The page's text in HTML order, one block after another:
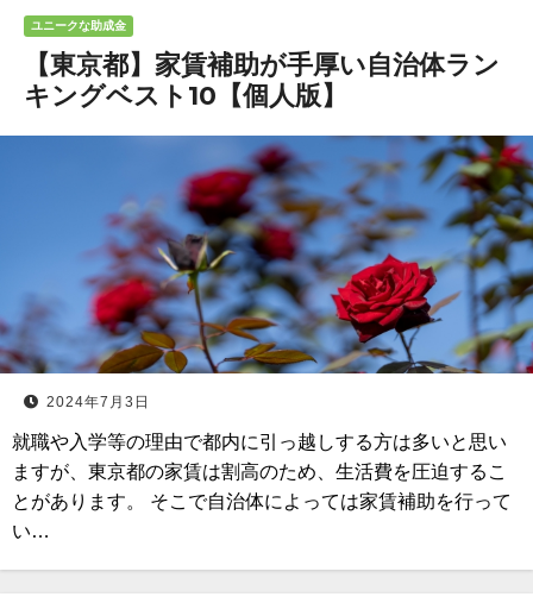
ユニークな助成金
【東京都】家賃補助が手厚い自治体ラン
キングベスト10【個人版】
2024年7月3日
就職や入学等の理由で都内に引っ越しする方は多いと思い
ますが、東京都の家賃は割高のため、生活費を圧迫するこ
とがあります。 そこで自治体によっては家賃補助を行って
い…